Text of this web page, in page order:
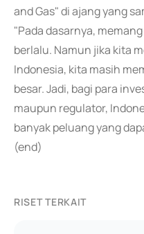
and Gas" di ajang yang
"Pada dasarnya,
berlalu. Namun jika kita
Indonesia, kita masih
besar. Jadi, bagi para
maupun regulator,
banyak peluang yang
(end)
RISET TERKAIT